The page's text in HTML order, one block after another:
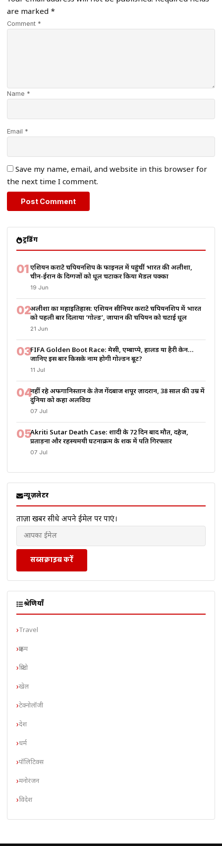
are marked *
Comment *
Name *
Email *
Save my name, email, and website in this browser for
the next time I comment.
ट्रेंडिंग
01एशियन कराटे चैंपियनशिप के फाइनल में पहुंचीं भारत की अलीशा,
चीन-ईरान के दिग्गजों को धूल चटाकर किया मेडल पक्का
19 Jun
02अलीशा का महाइतिहास: एशियन सीनियर कराटे चैंपियनशिप में भारत
को पहली बार दिलाया ‘गोल्ड’, जापान की चैंपियन को चटाई धूल
21 Jun
03FIFA Golden Boot Race: मेसी, एम्बाप्पे, हालैंड या हैरी केन…
जानिए इस बार किसके नाम होगी गोल्डन बूट?
11 Jul
04नहीं रहे अफगानिस्तान के तेज गेंदबाज शपूर ज़ादरान, 38 साल की उम्र में
दुनिया को कहा अलविदा
07 Jul
05Akriti Sutar Death Case: शादी के 72 दिन बाद मौत, दहेज,
प्रताड़ना और रहस्यमयी घटनाक्रम के शक में पति गिरफ्तार
07 Jul
न्यूज़लेटर
ताज़ा खबरें सीधे अपने ईमेल पर पाएं।
सब्सक्राइब करें
श्रेणियाँ
Travel
क्राइम
क्रिप्टो
खेल
टेक्नोलॉजी
देश
धर्म
पॉलिटिक्स
मनोरंजन
विदेश